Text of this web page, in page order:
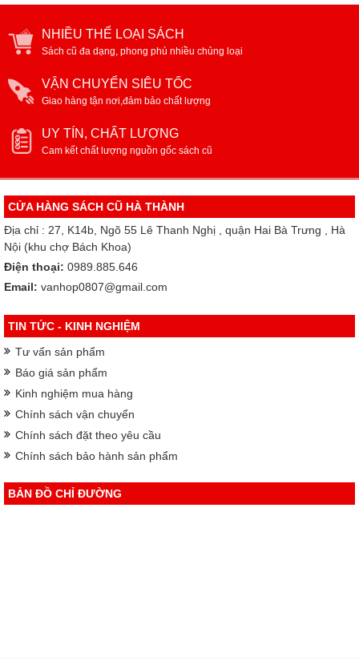
NHIỀU THỂ LOẠI SÁCH
Sách cũ đa dạng, phong phú nhiều chủng loại
VẬN CHUYỂN SIÊU TỐC
Giao hàng tận nơi,đảm bảo chất lượng
UY TÍN, CHẤT LƯỢNG
Cam kết chất lượng nguồn gốc sách cũ
CỬA HÀNG SÁCH CŨ HÀ THÀNH
Địa chỉ : 27, K14b, Ngõ 55 Lê Thanh Nghị , quận Hai Bà Trưng , Hà
Nội (khu chợ Bách Khoa)
Điện thoại: 0989.885.646
Email: vanhop0807@gmail.com
TIN TỨC - KINH NGHIỆM
Tư vấn sản phẩm
Báo giá sản phẩm
Kinh nghiệm mua hàng
Chính sách vận chuyển
Chính sách đặt theo yêu cầu
Chính sách bảo hành sản phẩm
BẢN ĐỒ CHỈ ĐƯỜNG